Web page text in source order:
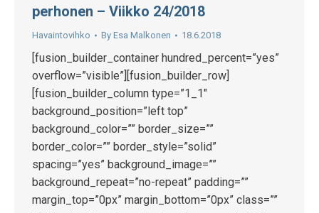
perhonen – Viikko 24/2018
Havaintovihko By Esa Malkonen 18.6.2018
[fusion_builder_container hundred_percent=”yes”
overflow=”visible”][fusion_builder_row]
[fusion_builder_column type=”1_1″
background_position=”left top”
background_color=”” border_size=””
border_color=”” border_style=”solid”
spacing=”yes” background_image=””
background_repeat=”no-repeat” padding=””
margin_top=”0px” margin_bottom=”0px” class=””